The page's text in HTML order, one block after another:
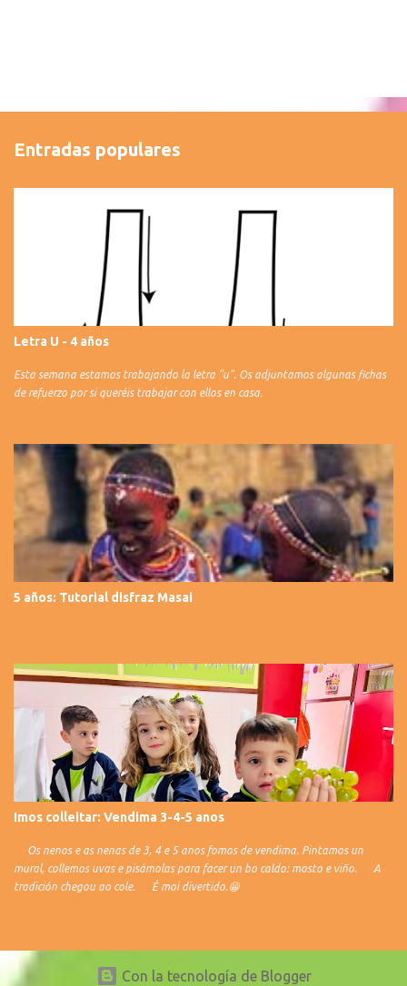
Entradas populares
Letra U - 4 años
Esta semana estamos trabajando la letra "u". Os adjuntamos algunas fichas
de refuerzo por si queréis trabajar con ellos en casa.
5 años: Tutorial disfraz Masai
Imos colleitar: Vendima 3-4-5 anos
Os nenos e as nenas de 3, 4 e 5 anos fomos de vendima. Pintamos un
mural, collemos uvas e pisámolas para facer un bo caldo: mosto e viño. A
tradición chegou ao cole. É moi divertido.😁
Con la tecnología de Blogger